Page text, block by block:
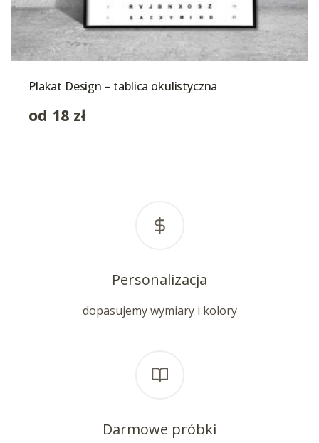
Plakat Design – tablica okulistyczna
od 18 zł
Personalizacja
dopasujemy wymiary i kolory
Darmowe próbki